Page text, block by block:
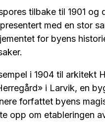
tilbake til 1901 og
med en stor
for byens
i 1904 til arkitekt
i Larvik, en
forfattet byens
opp om etableringen